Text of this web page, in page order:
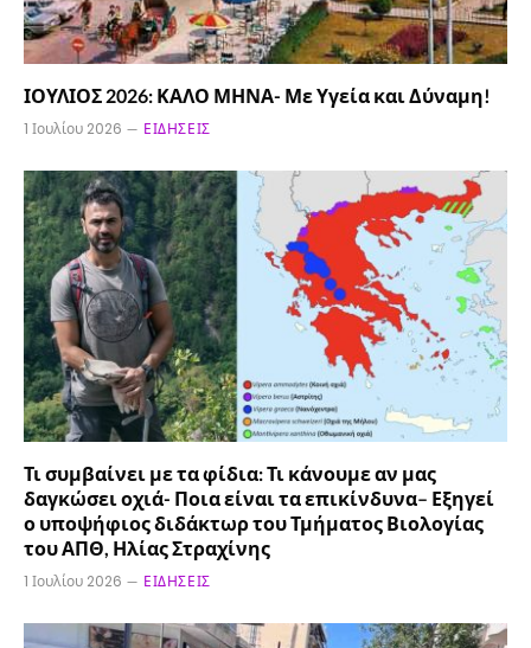
ΙΟΥΛΙΟΣ 2026: ΚΑΛΟ ΜΗΝΑ- Με Υγεία και Δύναμη!
1 Ιουλίου 2026 ΕΙΔΉΣΕΙΣ
Τι συμβαίνει με τα φίδια: Τι κάνουμε αν μας
δαγκώσει οχιά- Ποια είναι τα επικίνδυνα– Εξηγεί
ο υποψήφιος διδάκτωρ του Τμήματος Βιολογίας
του ΑΠΘ, Ηλίας Στραχίνης
1 Ιουλίου 2026 ΕΙΔΉΣΕΙΣ